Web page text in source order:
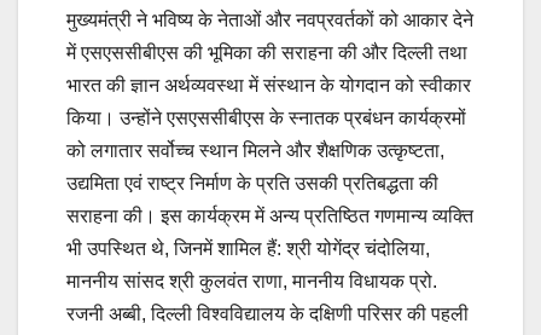
मुख्यमंत्री ने भविष्य के नेताओं और नवप्रवर्तकों को आकार देने
में एसएससीबीएस की भूमिका की सराहना की और दिल्ली तथा
भारत की ज्ञान अर्थव्यवस्था में संस्थान के योगदान को स्वीकार
किया। उन्होंने एसएससीबीएस के स्नातक प्रबंधन कार्यक्रमों
को लगातार सर्वोच्च स्थान मिलने और शैक्षणिक उत्कृष्टता,
उद्यमिता एवं राष्ट्र निर्माण के प्रति उसकी प्रतिबद्धता की
सराहना की। इस कार्यक्रम में अन्य प्रतिष्ठित गणमान्य व्यक्ति
भी उपस्थित थे, जिनमें शामिल हैं: श्री योगेंद्र चंदोलिया,
माननीय सांसद श्री कुलवंत राणा, माननीय विधायक प्रो.
रजनी अब्बी, दिल्ली विश्वविद्यालय के दक्षिणी परिसर की पहली